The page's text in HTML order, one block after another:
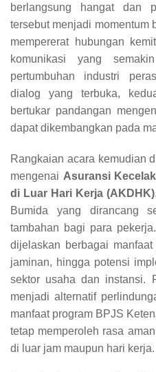
berlangsung hangat dan
tersebut menjadi momentum
mempererat hubungan
komunikasi yang
pertumbuhan industri
dialog yang terbuka,
bertukar pandangan
dapat dikembangkan pada
Rangkaian acara kemudian
mengenai Asuransi
di Luar Hari Kerja (AKDHK)
Bumida yang dirancang
tambahan bagi para
dijelaskan berbagai
jaminan, hingga potensi
sektor usaha dan instansi.
menjadi alternatif
manfaat program BPJS
tetap memperoleh rasa
di luar jam maupun hari kerja.